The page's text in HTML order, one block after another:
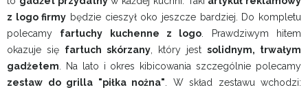
z logo firmy będzie cieszył oko jeszcze bardziej. Do kompletu
polecamy fartuchy kuchenne z logo. Prawdziwym hitem
okazuje się fartuch skórzany, który jest solidnym, trwałym
gadżetem. Na lato i okres kibicowania szczególnie polecamy
zestaw do grilla "piłka nożna". W skład zestawu wchodzi: